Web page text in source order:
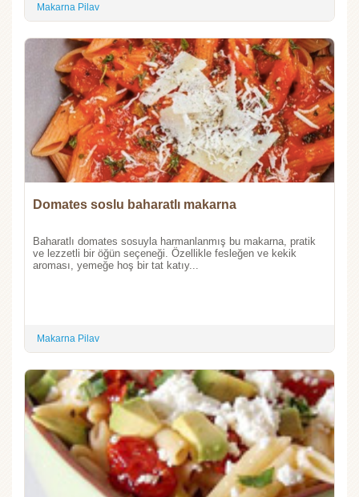
Makarna Pilav
Domates soslu baharatlı makarna
Baharatlı domates sosuyla harmanlanmış bu makarna, pratik
ve lezzetli bir öğün seçeneği. Özellikle fesleğen ve kekik
aroması, yemeğe hoş bir tat katıy...
Makarna Pilav